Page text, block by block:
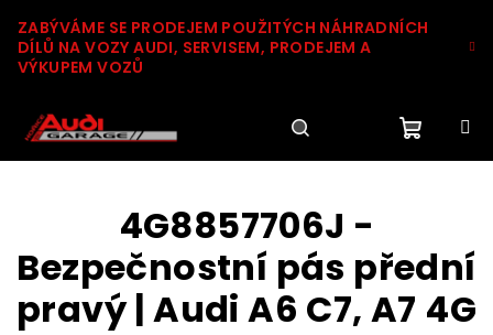
na
obsah
ZABÝVÁME SE PRODEJEM POUŽITÝCH NÁHRADNÍCH
DÍLŮ NA VOZY AUDI, SERVISEM, PRODEJEM A
VÝKUPEM VOZŮ
HledatPřihlášení
4G8857706J -
Bezpečnostní pás přední
pravý | Audi A6 C7, A7 4G